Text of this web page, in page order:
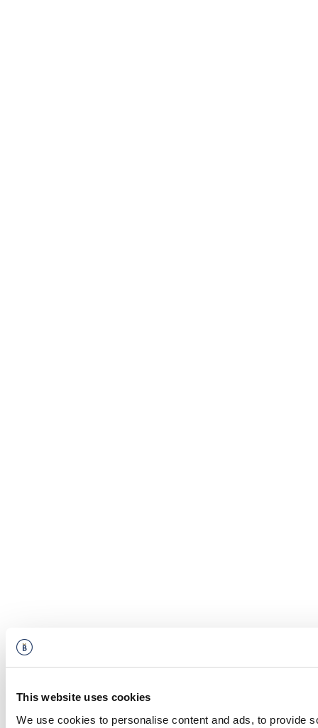
This website uses cookies
We use cookies to personalise content and ads, to provide